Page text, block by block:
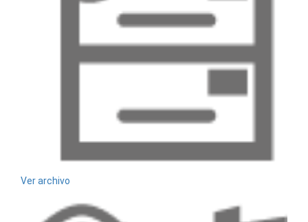
Ver archivo